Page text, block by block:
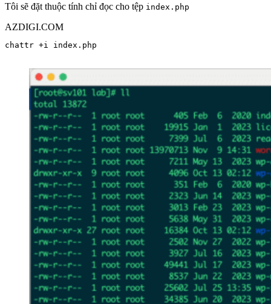
Tôi sẽ đặt thuộc tính chỉ đọc cho tệp index.php
AZDIGI.COM
chattr +i index.php